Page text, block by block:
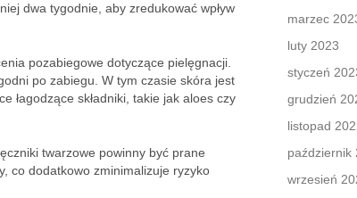
dwa tygodnie, aby zredukować wpływ
pozabiegowe dotyczące pielęgnacji.
po zabiegu. W tym czasie skóra jest
łagodzące składniki, takie jak aloes czy
twarzowe powinny być prane
co dodatkowo zminimalizuje ryzyko
marzec
luty 2023
styczeń
grudzień
listopad
październik
wrzesień